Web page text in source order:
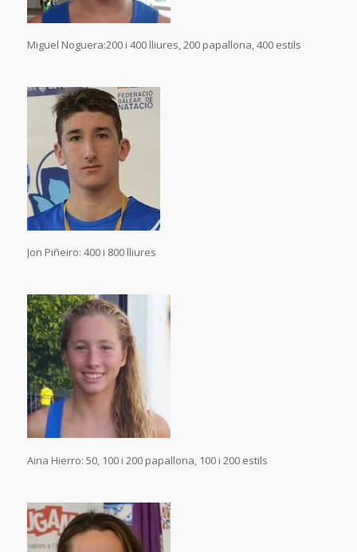
Miguel Noguera:200 i 400 lliures, 200 papallona, 400 estils
Jon Piñeiro: 400 i 800 lliures
Aina Hierro: 50, 100 i 200 papallona, 100 i 200 estils